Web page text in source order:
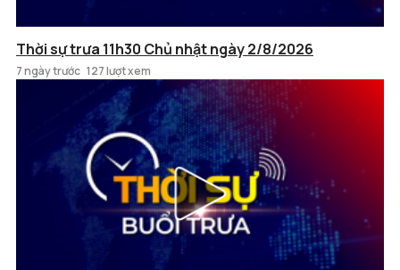
Thời sự trưa 11h30 Chủ nhật ngày 2/8/2026
7 ngày trước 127 lượt xem